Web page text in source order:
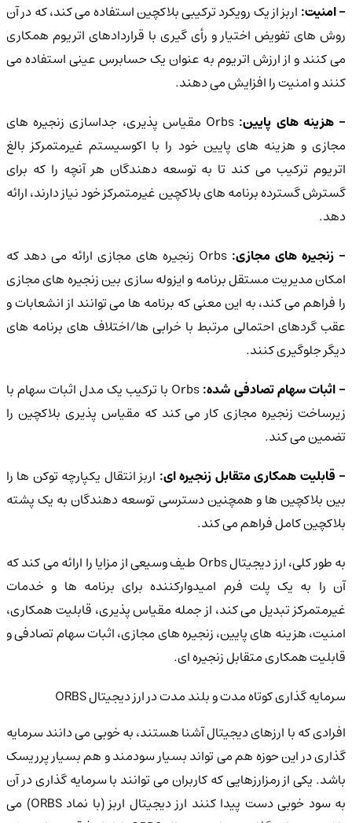
- امنیت:اربز از یک رویکرد ترکیبی بلاکچین استفاده می کند، که در آن
روش های تفویض اختیار و رأی گیری با قراردادهای اتریوم همکاری
می کنند و از ارزش اتریوم به عنوان یک حسابرس عینی استفاده می
کنند و امنیت را افزایش می دهند.
- هزینه های پایین:
Orbs مقیاس پذیری، جداسازی زنجیره های
مجازی و هزینه های پایین خود را با اکوسیستم غیرمتمرکز بالغ
اتریوم ترکیب می کند تا به توسعه دهندگان هر آنچه را که برای
گسترش گسترده برنامه های بلاکچین غیرمتمرکز خود نیاز دارند، ارائه
دهد.
- زنجیره های مجازی:
Orbs زنجیره های مجازی ارائه می دهد که
امکان مدیریت مستقل برنامه و ایزوله سازی بین زنجیره های مجازی
را فراهم می کند، به این معنی که برنامه ها می توانند از انشعابات و
عقب گردهای احتمالی مرتبط با خرابی ها/اختلاف های برنامه های
دیگر جلوگیری کنند.
- اثبات سهام تصادفی شده:
Orbs با ترکیب یک مدل اثبات سهام با
زیرساخت زنجیره مجازی کار می کند که مقیاس پذیری بلاکچین را
تضمین می کند.
- قابلیت همکاری متقابل زنجیره ای:اربز انتقال یکپارچه توکن ها را
بین بلاکچین ها و همچنین دسترسی توسعه دهندگان به یک پشته
بلاکچین کامل فراهم می کند.
به طور کلی، ارز دیجیتال Orbs طیف وسیعی از مزایا را ارائه می کند که
آن را به یک پلت فرم امیدوارکننده برای برنامه ها و خدمات
غیرمتمرکز تبدیل می کند، از جمله مقیاس پذیری، قابلیت همکاری،
امنیت، هزینه های پایین، زنجیره های مجازی، اثبات سهام تصادفی و
قابلیت همکاری متقابل زنجیره ای.
سرمایه گذاری کوتاه مدت و بلند مدت در ارز دیجیتال ORBS
افرادی که با ارزهای دیجیتال آشنا هستند، به خوبی می دانند سرمایه
گذاری در این حوزه هم می تواند بسیار سودمند و هم بسیار پرریسک
باشد. یکی از رمزارزهایی که کاربران می توانند با سرمایه گذاری در آن
به سود خوبی دست پیدا کنند ارز دیجیتال اربز (با نماد ORBS) می